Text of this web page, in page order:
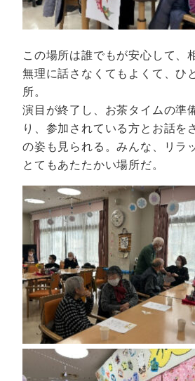
この場所は誰でもが安心して、
無理に話さなくてもよくて、ひ
所。
演目が終了し、お茶タイムの準
り、参加されている方とお話を
の姿も見られる。みんな、リラ
とてもあたたかい場所だ。